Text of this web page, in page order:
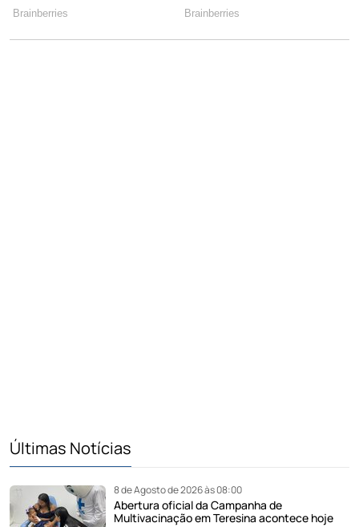
Últimas Notícias
8 de Agosto de 2026 às 08:00
Abertura oficial da Campanha de
Multivacinação em Teresina acontece hoje